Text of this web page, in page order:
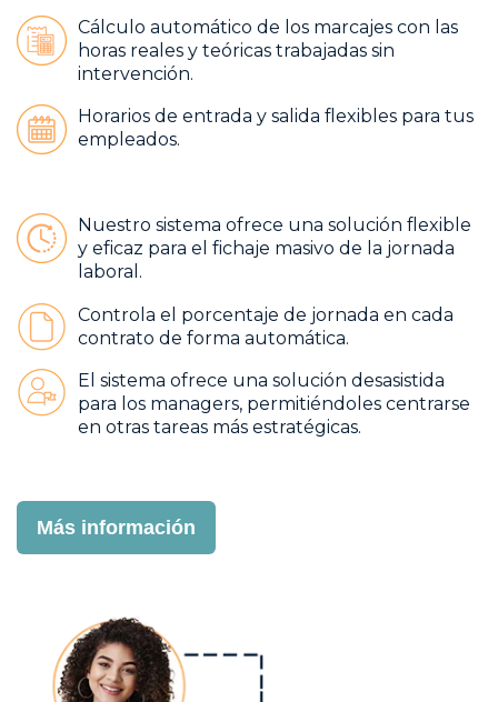
Cálculo automático de los marcajes con las
horas reales y teóricas trabajadas sin
intervención.
Horarios de entrada y salida flexibles para tus
empleados.
Nuestro sistema ofrece una solución flexible
y eficaz para el fichaje masivo de la jornada
laboral.
Controla el porcentaje de jornada en cada
contrato de forma automática.
El sistema ofrece una solución desasistida
para los managers, permitiéndoles centrarse
en otras tareas más estratégicas.
Más información